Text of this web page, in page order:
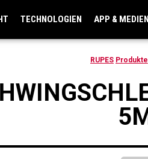
TECHNOLOGIEN APP & MEDIEN
RUPES Produkte